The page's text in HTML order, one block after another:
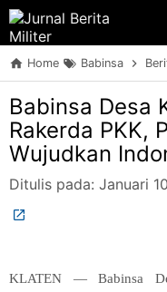
Home Babinsa
Babinsa Desa
Rakerda PKK,
Wujudkan
Ditulis pada: Januari
KLATEN — Babinsa